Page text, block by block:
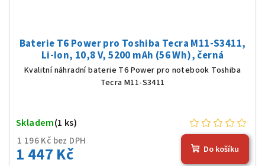
Baterie T6 Power pro Toshiba Tecra M11-S3411,
Li-Ion, 10,8 V, 5200 mAh (56 Wh), černá
Kvalitní náhradní baterie T6 Power pro notebook Toshiba
Tecra M11-S3411
1 196 Kč bez DPH
1 447 Kč
Skladem(1 ks)
Do košíku